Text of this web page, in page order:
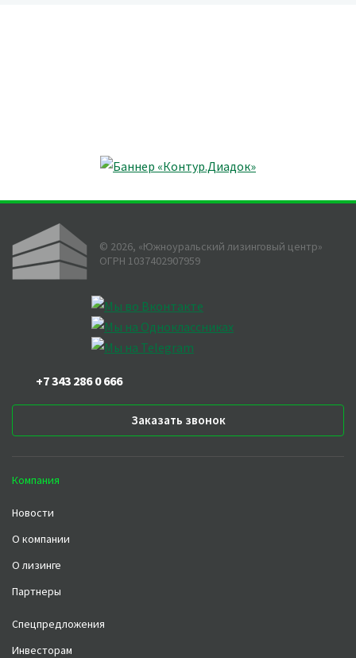
© 2026, «Южноуральский лизинговый центр»
ОГРН 1037402907959
+7 343 286 0 666
Заказать звонок
Компания
Новости
О компании
О лизинге
Партнеры
Спецпредложения
Инвесторам